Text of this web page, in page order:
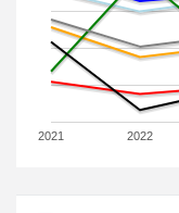
2021 2022